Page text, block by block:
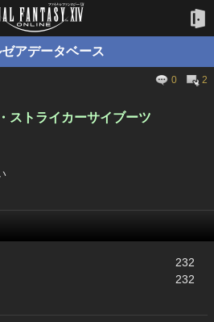
アデータベース
0
2
ストライカーサイブーツ
232
232